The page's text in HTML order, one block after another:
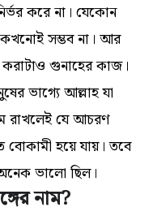
করে না। যেকোন
কখনোই সম্ভব না। আর
করাটাও গুনাহের কাজ।
ভাগ্যে আল্লাহ যা
রাখলেই যে আচরণ
বোকামী হয়ে যায়। তবে
ভালো ছিল।
নাম?